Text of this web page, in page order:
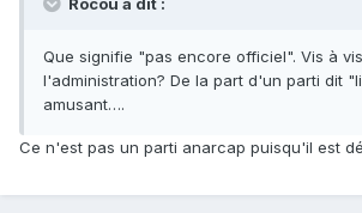
Rocou a dit :
Que signifie "pas encore officiel". Vis à
l'administration? De la part d'un parti dit
amusant….
Ce n'est pas un parti anarcap puisqu'il est